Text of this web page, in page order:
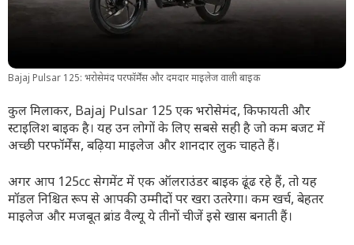
Bajaj Pulsar 125: भरोसेमंद परफॉर्मेंस और दमदार माइलेज वाली बाइक
कुल मिलाकर, Bajaj Pulsar 125 एक भरोसेमंद, किफायती और
स्टाइलिश बाइक है। यह उन लोगों के लिए सबसे सही है जो कम बजट में
अच्छी परफॉर्मेंस, बढ़िया माइलेज और शानदार लुक चाहते हैं।
अगर आप 125cc सेगमेंट में एक ऑलराउंडर बाइक ढूंढ रहे हैं, तो यह
मॉडल निश्चित रूप से आपकी उम्मीदों पर खरा उतरेगा। कम खर्च, बेहतर
माइलेज और मजबूत ब्रांड वैल्यू ये तीनों चीजें इसे खास बनाती हैं।